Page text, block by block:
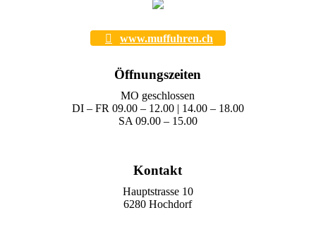
www.muffuhren.ch
Öffnungszeiten
MO geschlossen
DI – FR 09.00 – 12.00 | 14.00 – 18.00
SA 09.00 – 15.00
Kontakt
Hauptstrasse 10
6280 Hochdorf